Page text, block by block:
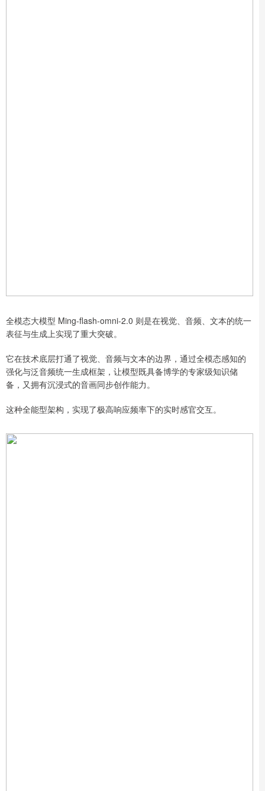
全模态大模型 Ming-flash-omni-2.0 则是在视觉、音频、文本的统一
表征与生成上实现了重大突破。
它在技术底层打通了视觉、音频与文本的边界，通过全模态感知的
强化与泛音频统一生成框架，让模型既具备博学的专家级知识储
备，又拥有沉浸式的音画同步创作能力。
这种全能型架构，实现了极高响应频率下的实时感官交互。